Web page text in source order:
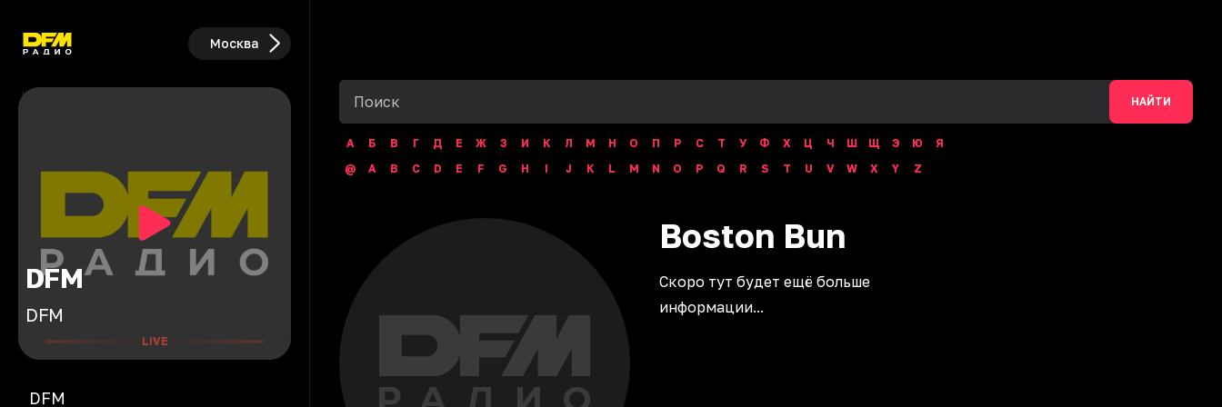
Москва
DFM
DFM
LIVE
DFM
НАЙТИ
А Б В Г Д Е Ж З И К Л М Н О П Р С Т У Ф Х Ц Ч Ш Щ Э Ю
Я
@
A B C D E F G H I J K L M N O P Q R S T U V W X Y Z
Boston Bun
Скоро тут будет ещё больше
информации...